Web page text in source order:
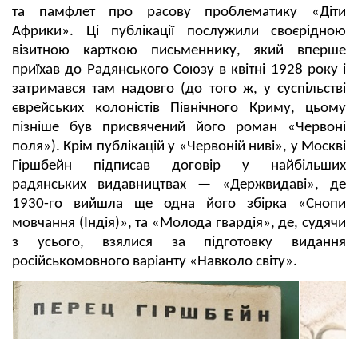
та памфлет про расову проблематику «Діти
Африки». Ці публікації послужили своєрідною
візитною карткою письменнику, який вперше
приїхав до Радянського Союзу в квітні 1928 року і
затримався там надовго (до того ж, у суспільстві
єврейських колоністів Північного Криму, цьому
пізніше був присвячений його роман «Червоні
поля»). Крім публікацій у «Червоній ниві», у Москві
Гіршбейн підписав договір у найбільших
радянських видавництвах — «Держвидаві», де
1930-го вийшла ще одна його збірка «Снопи
мовчання (Індія)», та «Молода гвардія», де, судячи
з усього, взялися за підготовку видання
російськомовного варіанту «Навколо світу».